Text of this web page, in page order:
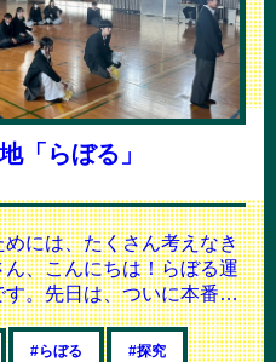
「らぼる」
めには、たくさん考えなき
、こんにちは！らぼる運
。先日は、ついに本番を
の発表...
#らぼる #探究